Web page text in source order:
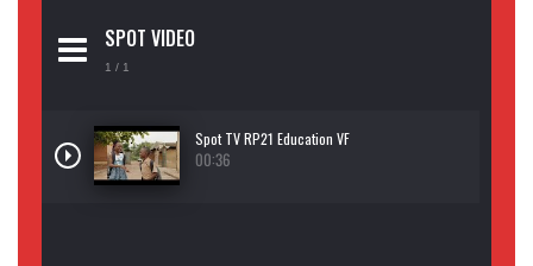
SPOT VIDEO
1 / 1
Spot TV RP21 Education VF
00:36